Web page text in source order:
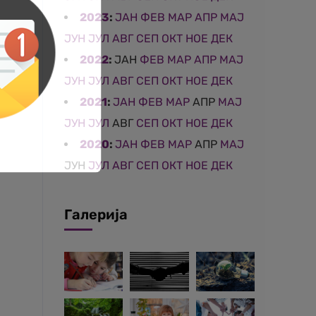
2023: ЈАН ФЕВ МАР АПР МАЈ
ЈУН ЈУЛ АВГ СЕП ОКТ НОЕ ДЕК
2022: ЈАН ФЕВ МАР АПР МАЈ
ЈУН ЈУЛ АВГ СЕП ОКТ НОЕ ДЕК
2021: ЈАН ФЕВ МАР АПР МАЈ
ЈУН ЈУЛ АВГ СЕП ОКТ НОЕ ДЕК
2020: ЈАН ФЕВ МАР АПР МАЈ
ЈУН ЈУЛ АВГ СЕП ОКТ НОЕ ДЕК
Галерија